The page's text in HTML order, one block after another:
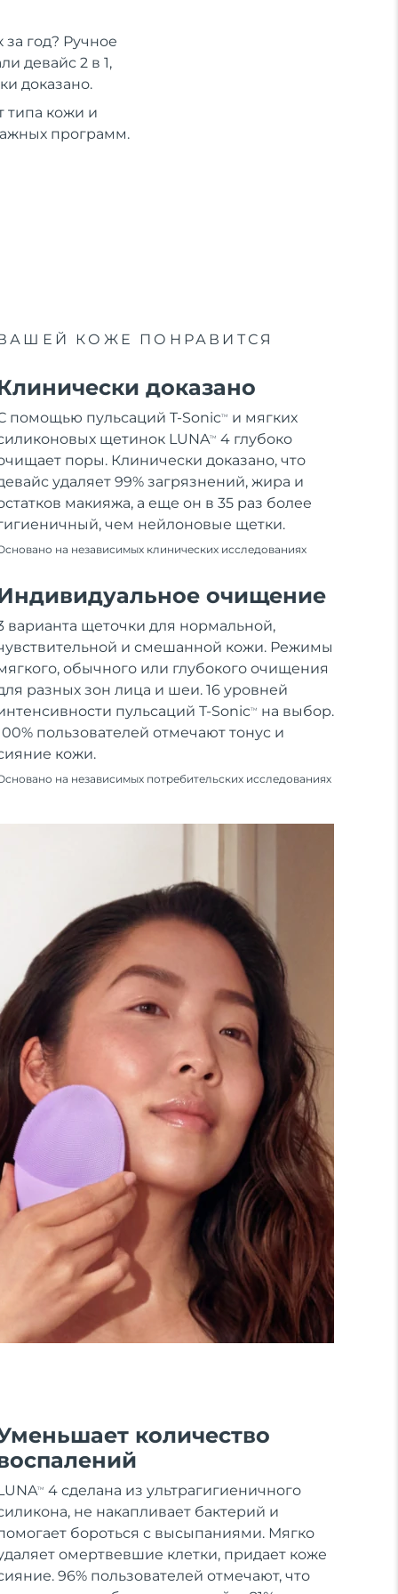
год? Ручное
девайс 2 в 1,
доказано.
типа кожи и
программ.
КОЖЕ ПОНРАВИТСЯ
доказано
помощью пульсаций T-SonicTM
и мягких
щетинок LUNATM
4 глубоко
поры. Клинически доказано, что
удаляет 99% загрязнений, жира и
макияжа, а еще он в 35 раз более
чем нейлоновые щетки.
на независимых клинических исследованиях
очищение
варианта щеточки для нормальной,
и смешанной кожи. Режимы
обычного или глубокого очищения
разных зон лица и шеи. 16 уровней
пульсаций T-SonicTM
на выбор.
пользователей отмечают тонус и
кожи.
на независимых потребительских исследованиях
количество
TM
4 сделана из ультрагигиеничного
не накапливает бактерий и
бороться с высыпаниями. Мягко
омертвевшие клетки, придает коже
96% пользователей отмечают, что